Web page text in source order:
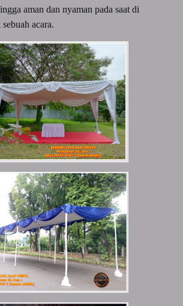
aman dan nyaman pada saat di
acara.